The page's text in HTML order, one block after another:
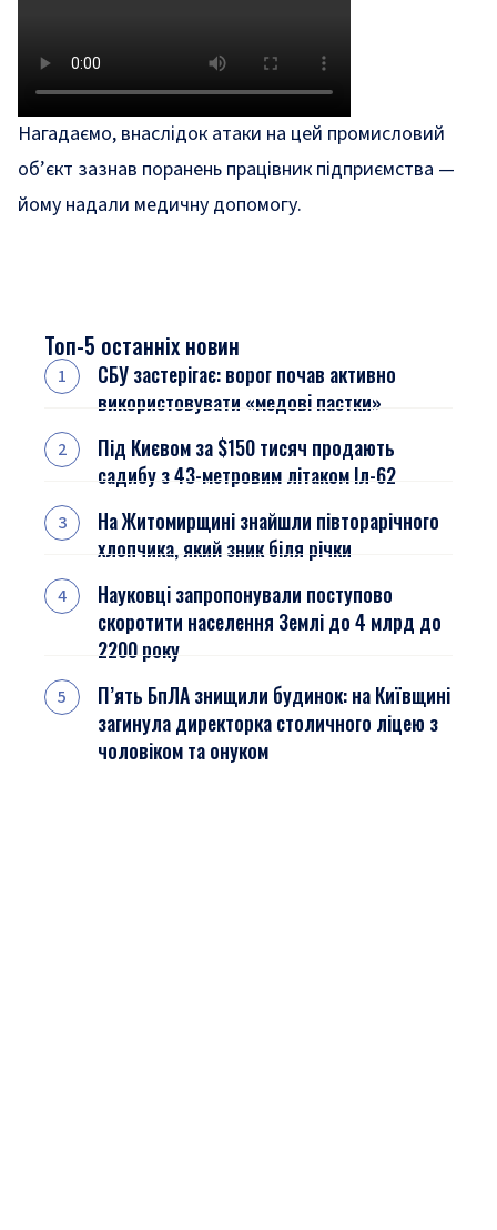
Нагадаємо, внаслідок атаки на цей промисловий
об’єкт зазнав поранень працівник підприємства —
йому надали медичну допомогу.
Топ-5 останніх новин
СБУ застерігає: ворог почав активно
використовувати «медові пастки»
Під Києвом за $150 тисяч продають
садибу з 43-метровим літаком Іл-62
На Житомирщині знайшли півторарічного
хлопчика, який зник біля річки
Науковці запропонували поступово
скоротити населення Землі до 4 млрд до
2200 року
П’ять БпЛА знищили будинок: на Київщині
загинула директорка столичного ліцею з
чоловіком та онуком